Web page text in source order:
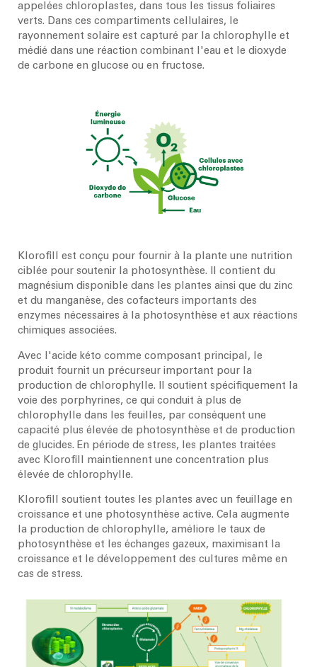
appelées chloroplastes, dans tous les tissus foliaires
verts. Dans ces compartiments cellulaires, le
rayonnement solaire est capturé par la chlorophylle et
médié dans une réaction combinant l'eau et le dioxyde
de carbone en glucose ou en fructose.
Klorofill est conçu pour fournir à la plante une nutrition
ciblée pour soutenir la photosynthèse. Il contient du
magnésium disponible dans les plantes ainsi que du zinc
et du manganèse, des cofacteurs importants des
enzymes nécessaires à la photosynthèse et aux réactions
chimiques associées.
Avec l'acide kéto comme composant principal, le
produit fournit un précurseur important pour la
production de chlorophylle. Il soutient spécifiquement la
voie des porphyrines, ce qui conduit à plus de
chlorophylle dans les feuilles, par conséquent une
capacité plus élevée de photosynthèse et de production
de glucides. En période de stress, les plantes traitées
avec Klorofill maintiennent une concentration plus
élevée de chlorophylle.
Klorofill soutient toutes les plantes avec un feuillage en
croissance et une photosynthèse active. Cela augmente
la production de chlorophylle, améliore le taux de
photosynthèse et les échanges gazeux, maximisant la
croissance et le développement des cultures même en
cas de stress.